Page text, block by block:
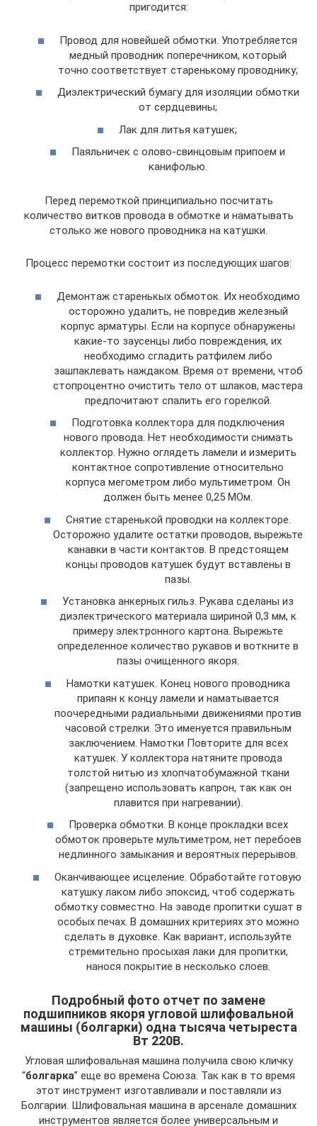
пригодится:
Провод для новейшей обмотки. Употребляется
медный проводник поперечником, который
точно соответствует старенькому проводнику;
Диэлектрический бумагу для изоляции обмотки
от сердцевины;
Лак для литья катушек;
Паяльничек с олово-свинцовым припоем и
канифолью.
Перед перемоткой принципиально посчитать
количество витков провода в обмотке и наматывать
столько же нового проводника на катушки.
Процесс перемотки состоит из последующих шагов:
Демонтаж старенькых обмоток. Их необходимо
осторожно удалить, не повредив железный
корпус арматуры. Если на корпусе обнаружены
какие-то заусенцы либо повреждения, их
необходимо сгладить ратфилем либо
зашпаклевать наждаком. Время от времени, чтоб
стопроцентно очистить тело от шлаков, мастера
предпочитают спалить его горелкой.
Подготовка коллектора для подключения
нового провода. Нет необходимости снимать
коллектор. Нужно оглядеть ламели и измерить
контактное сопротивление относительно
корпуса мегометром либо мультиметром. Он
должен быть менее 0,25 МОм.
Снятие старенькой проводки на коллекторе.
Осторожно удалите остатки проводов, вырежьте
канавки в части контактов. В предстоящем
концы проводов катушек будут вставлены в
пазы.
Установка анкерных гильз. Рукава сделаны из
диэлектрического материала шириной 0,3 мм, к
примеру электронного картона. Вырежьте
определенное количество рукавов и воткните в
пазы очищенного якоря.
Намотки катушек. Конец нового проводника
припаян к концу ламели и наматывается
поочередными радиальными движениями против
часовой стрелки. Это именуется правильным
заключением. Намотки Повторите для всех
катушек. У коллектора натяните провода
толстой нитью из хлопчатобумажной ткани
(запрещено использовать капрон, так как он
плавится при нагревании).
Проверка обмотки. В конце прокладки всех
обмоток проверьте мультиметром, нет перебоев
недлинного замыкания и вероятных перерывов.
Оканчивающее исцеление. Обработайте готовую
катушку лаком либо эпоксид, чтоб содержать
обмотку совместно. На заводе пропитки сушат в
особых печах. В домашних критериях это можно
сделать в духовке. Как вариант, используйте
стремительно просыхая лаки для пропитки,
нанося покрытие в несколько слоев.
Подробный фото отчет по замене
подшипников якоря угловой шлифовальной
машины (болгарки) одна тысяча четыреста
Вт 220В.
Угловая шлифовальная машина получила свою кличку
“болгарка” еще во времена Союза. Так как в то время
этот инструмент изготавливали и поставляли из
Болгарии. Шлифовальная машина в арсенале домашних
инструментов является более универсальным и